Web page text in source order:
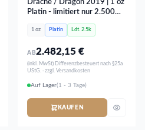
Drache / Dragon 2019 | 1 oz
Platin - limitiert nur 2.500
1 oz Platin Ldt. 2.5k
AB2.482,15€
(inkl. MwSt) Differenzbesteuert nach §25a
UStG. · zzgl. Versandkosten
Auf Lager(1 - 3 Tage)
KAUFEN